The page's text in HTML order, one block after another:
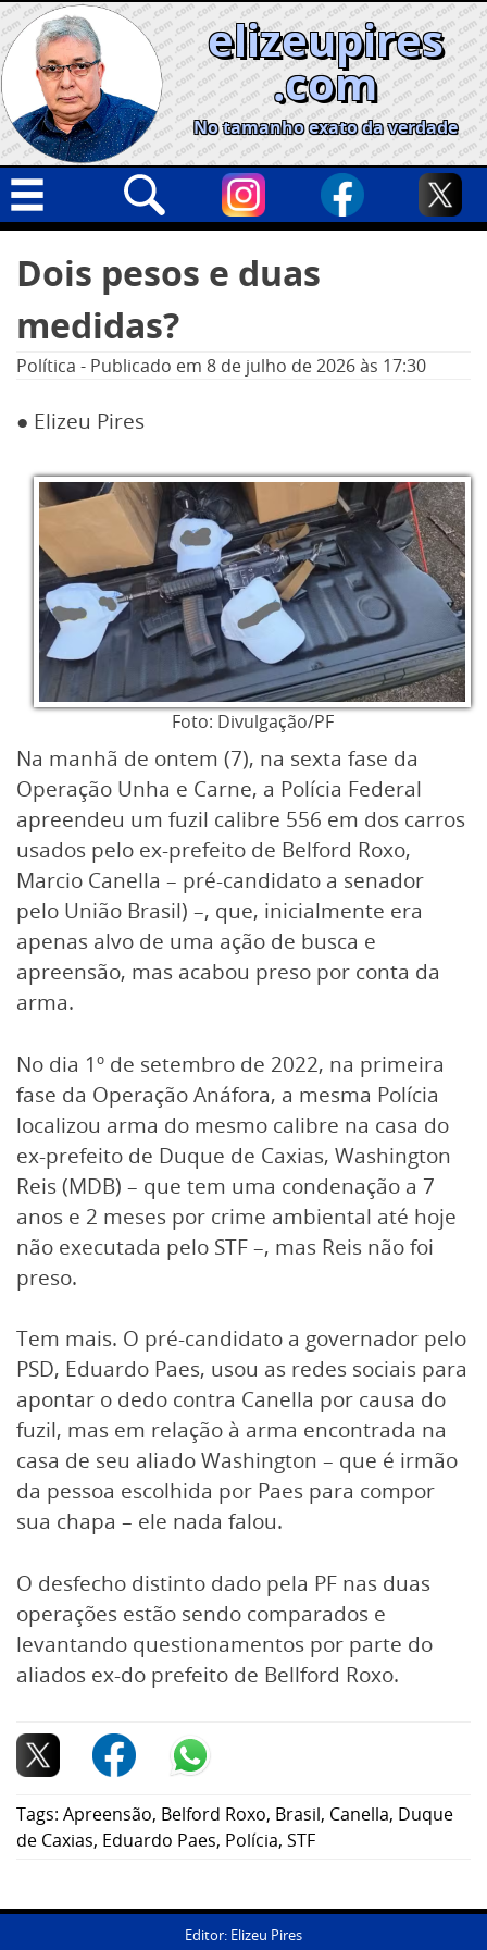
Skip
to
content
elizeupires
.com
No tamanho exato da verdade
Geral
Cidades
Política
Informe especial
por:
Dois pesos e duas
medidas?
Política - Publicado em 8 de julho de 2026às 17:30
● Elizeu Pires
Foto: Divulgação/PF
Na manhã de ontem (7), na sexta fase da
Operação Unha e Carne, a Polícia Federal
apreendeu um fuzil calibre 556 em dos carros
usados pelo ex-prefeito de Belford Roxo,
Marcio Canella – pré-candidato a senador
pelo União Brasil) –, que, inicialmente era
apenas alvo de uma ação de busca e
apreensão, mas acabou preso por conta da
arma.
No dia 1º de setembro de 2022, na primeira
fase da Operação Anáfora, a mesma Polícia
localizou arma do mesmo calibre na casa do
ex-prefeito de Duque de Caxias, Washington
Reis (MDB) – que tem uma condenação a 7
anos e 2 meses por crime ambiental até hoje
não executada pelo STF –, mas Reis não foi
preso.
Tem mais. O pré-candidato a governador pelo
PSD, Eduardo Paes, usou as redes sociais para
apontar o dedo contra Canella por causa do
fuzil, mas em relação à arma encontrada na
casa de seu aliado Washington – que é irmão
da pessoa escolhida por Paes para compor
sua chapa – ele nada falou.
O desfecho distinto dado pela PF nas duas
operações estão sendo comparados e
levantando questionamentos por parte do
aliados ex-do prefeito de Bellford Roxo.
Tags: Apreensão, Belford Roxo, Brasil, Canella, Duque
de Caxias, Eduardo Paes, Polícia, STF
Editor: Elizeu Pires